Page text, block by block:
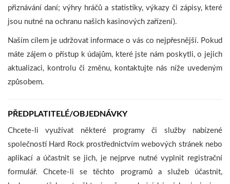
přiznávání daní; výhry hráčů a statistiky, výkazy či zápisy, které
jsou nutné na ochranu našich kasinových zařízení).
Naším cílem je udržovat informace o vás co nejpřesnější. Pokud
máte zájem o přístup k údajům, které jste nám poskytli, o jejich
aktualizaci, kontrolu či změnu, kontaktujte nás níže uvedeným
způsobem.
PŘEDPLATITELÉ/OBJEDNÁVKY
Chcete-li využívat některé programy či služby nabízené
společností Hard Rock prostřednictvím webových stránek nebo
aplikací a účastnit se jich, je nejprve nutné vyplnit registrační
formulář. Chcete-li se těchto programů a služeb účastnit,